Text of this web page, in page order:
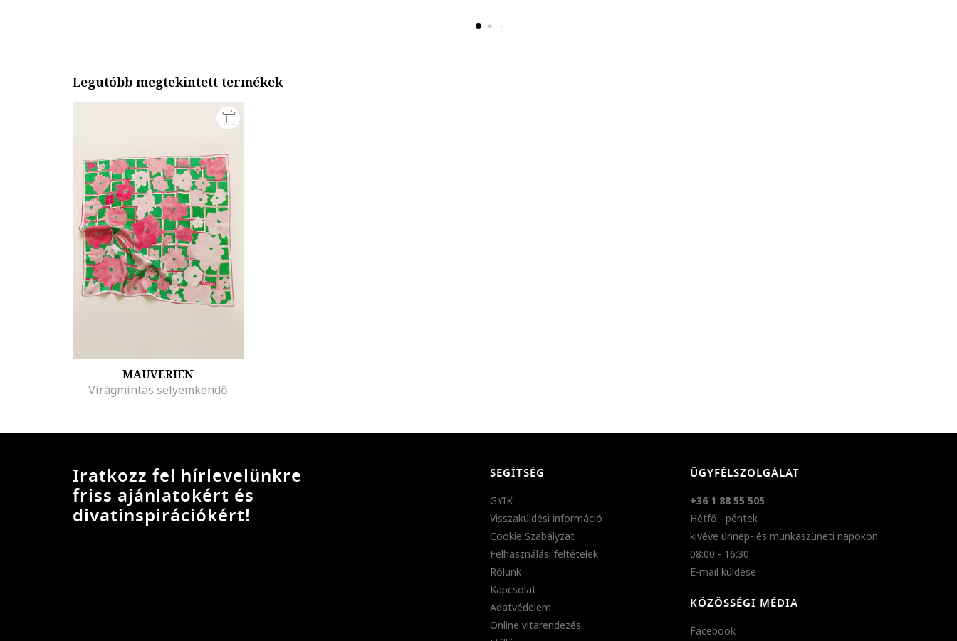
Legutóbb megtekintett termékek
MAUVERIEN
Virágmintás selyemkendő
Iratkozz fel hírlevelünkre
friss ajánlatokért és
divatinspirációkért!
SEGÍTSÉG
GYIK
Visszaküldési információ
Cookie Szabályzat
Felhasználási feltételek
Rólunk
Kapcsolat
Adatvédelem
Online vitarendezés
ÜGYFÉLSZOLGÁLAT
+36 1 88 55 505
Hétfő - péntek
kivéve ünnep- és munkaszüneti napokon
08:00 - 16:30
E-mail küldése
KÖZÖSSÉGI MÉDIA
Facebook